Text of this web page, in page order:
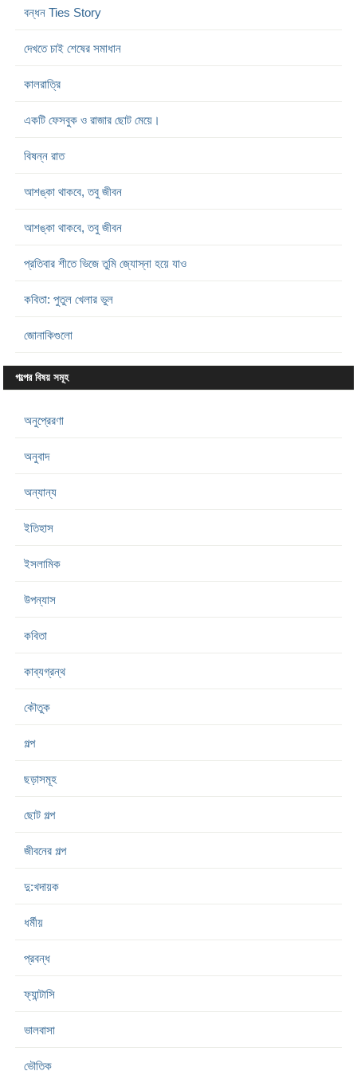
বন্ধন Ties Story
দেখতে চাই শেষের সমাধান
কালরাত্রি
একটি ফেসবুক ও রাজার ছোট মেয়ে।
বিষন্ন রাত
আশঙ্কা থাকবে, তবু জীবন
আশঙ্কা থাকবে, তবু জীবন
প্রতিবার শীতে ভিজে তুমি জ্যোস্না হয়ে যাও
কবিতা: পুতুল খেলার ভুল
জোনাকিগুলো
গল্পের বিষয় সমূহ
অনুপ্রেরণা
অনুবাদ
অন্যান্য
ইতিহাস
ইসলামিক
উপন্যাস
কবিতা
কাব্যগ্রন্থ
কৌতুক
গল্প
ছড়াসমূহ
ছোট গল্প
জীবনের গল্প
দু:খদায়ক
ধর্মীয়
প্রবন্ধ
ফ্যান্টাসি
ভালবাসা
ভৌতিক